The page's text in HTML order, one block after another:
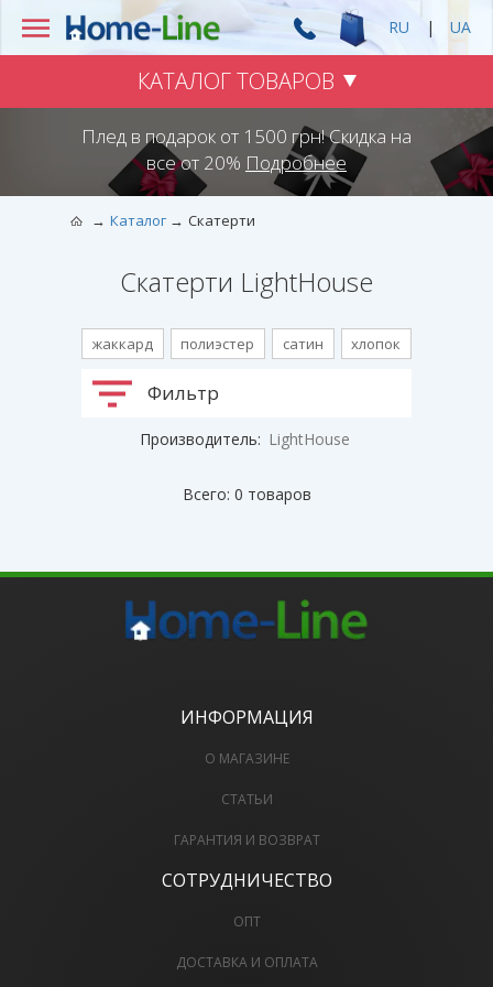
RU | UA
КАТАЛОГ ТОВАРОВ
Плед в подарок от 1500 грн! Скидка на
все от 20% Подробнее
Каталог Скатерти
Скатерти LightHouse
жаккард полиэстер сатин хлопок
Фильтр
Производитель: LightHouse
Всего: 0 товаров
ИНФОРМАЦИЯ
О МАГАЗИНЕ
СТАТЬИ
ГАРАНТИЯ И ВОЗВРАТ
СОТРУДНИЧЕСТВО
ОПТ
ДОСТАВКА И ОПЛАТА